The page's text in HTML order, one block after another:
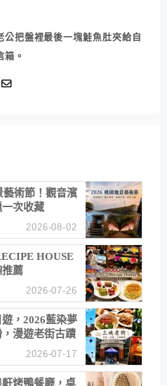
把盤裡最後一塊鮭魚肚夾給自
箱。
藝術節！觀音濱
次收藏
2026-08-02
HOUSE
推薦
2026-07-26
，2026藍染夢
漫遊老街古蹟
2026-07-17
烤鴨餐廳，桌